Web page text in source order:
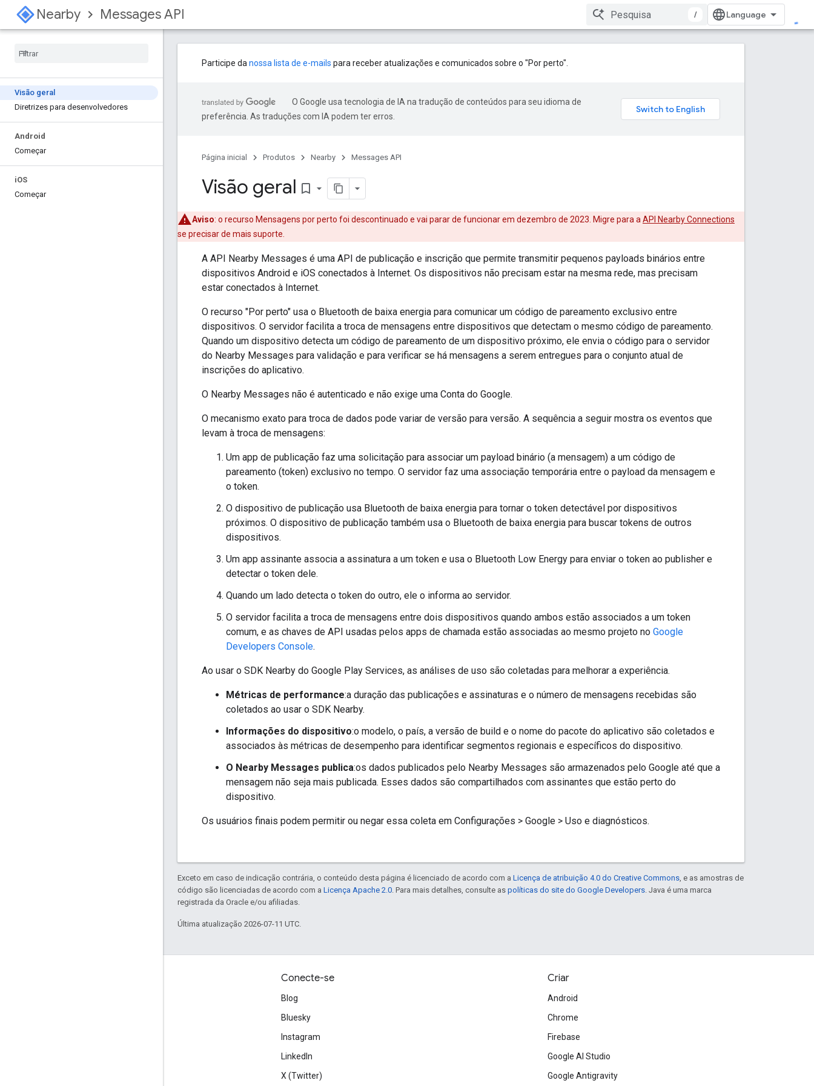
Nearby Messages API /
Visão geral
Diretrizes para desenvolvedores
Android
Começar
iOS
Começar
Participe da nossa lista de e-mails para receber atualizações e comunicados sobre o "Por perto".
O Google usa tecnologia de IA na tradução de conteúdos para seu idioma de
preferência. As traduções com IA podem ter erros.
Página inicial Produtos Nearby Messages API
Visão geral bookmark_border
Aviso: o recurso Mensagens por perto foi descontinuado e vai parar de funcionar em dezembro de 2023. Migre para a API Nearby Connections
se precisar de mais suporte.
A API Nearby Messages é uma API de publicação e inscrição que permite transmitir pequenos payloads binários entre
dispositivos Android e iOS conectados à Internet. Os dispositivos não precisam estar na mesma rede, mas precisam
estar conectados à Internet.
O recurso "Por perto" usa o Bluetooth de baixa energia para comunicar um código de pareamento exclusivo entre
dispositivos. O servidor facilita a troca de mensagens entre dispositivos que detectam o mesmo código de pareamento.
Quando um dispositivo detecta um código de pareamento de um dispositivo próximo, ele envia o código para o servidor
do Nearby Messages para validação e para verificar se há mensagens a serem entregues para o conjunto atual de
inscrições do aplicativo.
O Nearby Messages não é autenticado e não exige uma Conta do Google.
O mecanismo exato para troca de dados pode variar de versão para versão. A sequência a seguir mostra os eventos que
levam à troca de mensagens:
Um app de publicação faz uma solicitação para associar um payload binário (a mensagem) a um código de
pareamento (token) exclusivo no tempo. O servidor faz uma associação temporária entre o payload da mensagem e
o token.
O dispositivo de publicação usa Bluetooth de baixa energia para tornar o token detectável por dispositivos
próximos. O dispositivo de publicação também usa o Bluetooth de baixa energia para buscar tokens de outros
dispositivos.
Um app assinante associa a assinatura a um token e usa o Bluetooth Low Energy para enviar o token ao publisher e
detectar o token dele.
Quando um lado detecta o token do outro, ele o informa ao servidor.
O servidor facilita a troca de mensagens entre dois dispositivos quando ambos estão associados a um token
comum, e as chaves de API usadas pelos apps de chamada estão associadas ao mesmo projeto no Google
Developers Console.
Ao usar o SDK Nearby do Google Play Services, as análises de uso são coletadas para melhorar a experiência.
Métricas de performance:a duração das publicações e assinaturas e o número de mensagens recebidas são
coletados ao usar o SDK Nearby.
Informações do dispositivo:o modelo, o país, a versão de build e o nome do pacote do aplicativo são coletados e
associados às métricas de desempenho para identificar segmentos regionais e específicos do dispositivo.
O Nearby Messages publica:os dados publicados pelo Nearby Messages são armazenados pelo Google até que a
mensagem não seja mais publicada. Esses dados são compartilhados com assinantes que estão perto do
dispositivo.
Os usuários finais podem permitir ou negar essa coleta em Configurações > Google > Uso e diagnósticos.
Exceto em caso de indicação contrária, o conteúdo desta página é licenciado de acordo com a Licença de atribuição 4.0 do Creative Commons , e as amostras de
código são licenciadas de acordo com a Licença Apache 2.0 . Para mais detalhes, consulte as políticas do site do Google Developers . Java é uma marca
registrada da Oracle e/ou afiliadas.
Última atualização 2026-07-11 UTC.
Conecte-se
Blog
Bluesky
Instagram
LinkedIn
X (Twitter)
Criar
Android
Chrome
Firebase
Google AI Studio
Google Antigravity